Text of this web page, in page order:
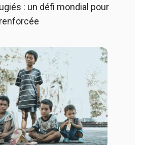
: un défi mondial pour